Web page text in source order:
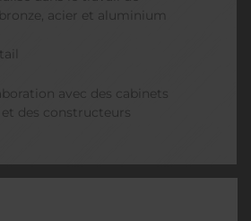
acier et aluminium
avec des cabinets
et des constructeurs